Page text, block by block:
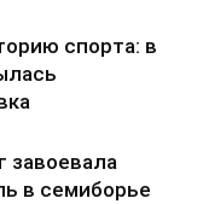
спорта: в
завоевала
в семиборье